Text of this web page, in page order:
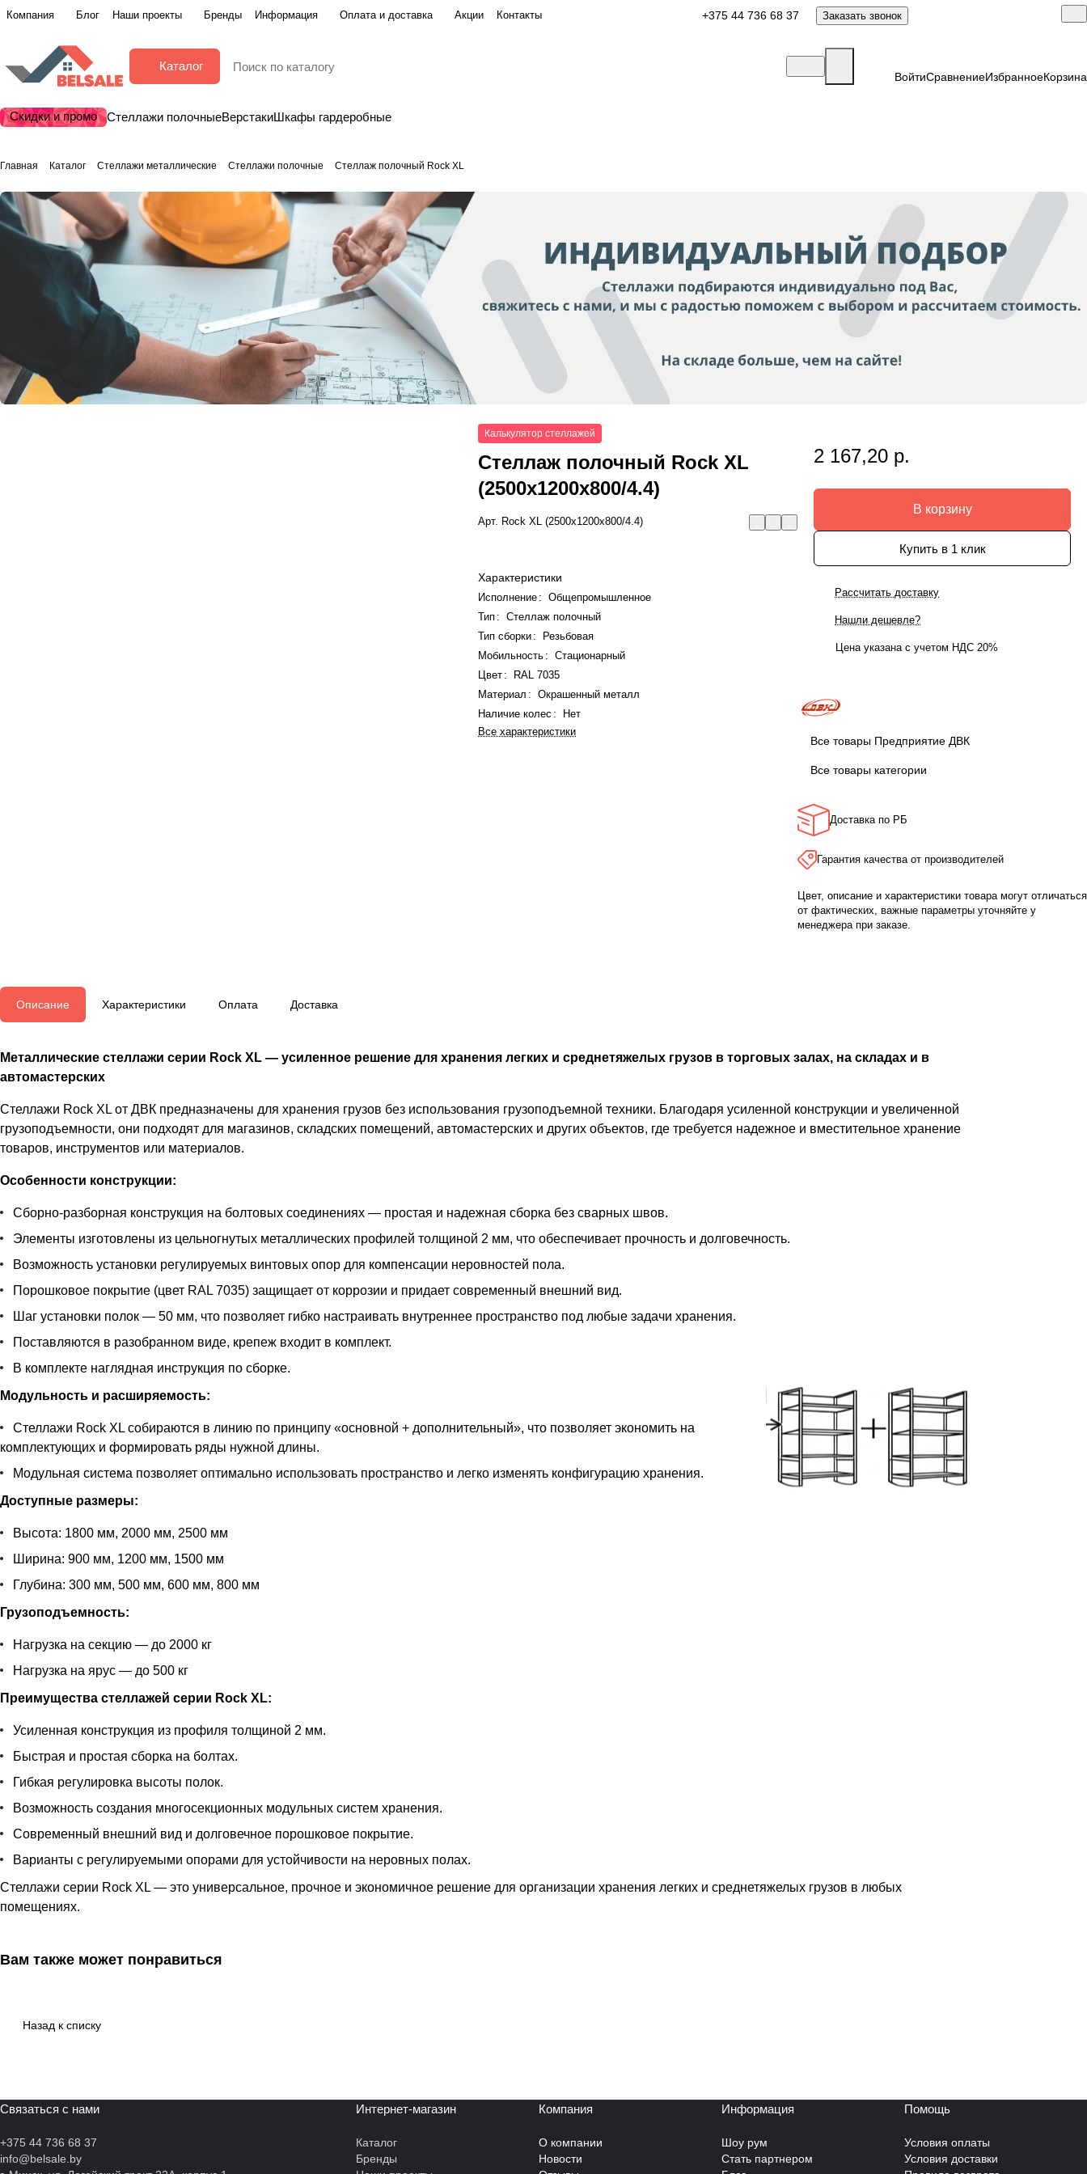
Компания Блог Наши проекты Бренды Информация Оплата и доставка Акции Контакты +375 44 736 68 37 Заказать звонок
Каталог
ВойтиСравнениеИзбранноеКорзина
Скидки и промо Стеллажи полочныеВерстакиШкафы гардеробные
Главная Каталог Стеллажи металлические Стеллажи полочные Стеллаж полочный Rock XL
Калькулятор стеллажей
Стеллаж полочный Rock XL
(2500x1200x800/4.4)
Арт. Rock XL (2500x1200x800/4.4)
Характеристики
Исполнение :
Общепромышленное
Тип :
Стеллаж полочный
Тип сборки:
Резьбовая
Мобильность :
Стационарный
Цвет :
RAL 7035
Материал :
Окрашенный металл
Наличие колес :
Нет
Все характеристики
2 167,20 р.
В корзину
Купить в 1 клик
Рассчитать доставку
Нашли дешевле?
Цена указана с учетом НДС 20%
Все товары Предприятие ДВК
Все товары категории
Доставка по РБ
Гарантия качества от производителей
Цвет, описание и характеристики товара могут отличаться
от фактических, важные параметры уточняйте у
менеджера при заказе.
Описание Характеристики Оплата Доставка
Металлические стеллажи серии Rock XL — усиленное решение для хранения легких и среднетяжелых грузов в торговых залах, на складах и в
автомастерских
Стеллажи Rock XL от ДВК предназначены для хранения грузов без использования грузоподъемной техники. Благодаря усиленной конструкции и увеличенной
грузоподъемности, они подходят для магазинов, складских помещений, автомастерских и других объектов, где требуется надежное и вместительное хранение
товаров, инструментов или материалов.
Особенности конструкции:
Сборно-разборная конструкция на болтовых соединениях — простая и надежная сборка без сварных швов.
Элементы изготовлены из цельногнутых металлических профилей толщиной 2 мм, что обеспечивает прочность и долговечность.
Возможность установки регулируемых винтовых опор для компенсации неровностей пола.
Порошковое покрытие (цвет RAL 7035) защищает от коррозии и придает современный внешний вид.
Шаг установки полок — 50 мм, что позволяет гибко настраивать внутреннее пространство под любые задачи хранения.
Поставляются в разобранном виде, крепеж входит в комплект.
В комплекте наглядная инструкция по сборке.
Модульность и расширяемость:
Стеллажи Rock XL собираются в линию по принципу «основной + дополнительный», что позволяет экономить на
комплектующих и формировать ряды нужной длины.
Модульная система позволяет оптимально использовать пространство и легко изменять конфигурацию хранения.
Доступные размеры:
Высота: 1800 мм, 2000 мм, 2500 мм
Ширина: 900 мм, 1200 мм, 1500 мм
Глубина: 300 мм, 500 мм, 600 мм, 800 мм
Грузоподъемность:
Нагрузка на секцию — до 2000 кг
Нагрузка на ярус — до 500 кг
Преимущества стеллажей серии Rock XL:
Усиленная конструкция из профиля толщиной 2 мм.
Быстрая и простая сборка на болтах.
Гибкая регулировка высоты полок.
Возможность создания многосекционных модульных систем хранения.
Современный внешний вид и долговечное порошковое покрытие.
Варианты с регулируемыми опорами для устойчивости на неровных полах.
Стеллажи серии Rock XL — это универсальное, прочное и экономичное решение для организации хранения легких и среднетяжелых грузов в любых
помещениях.
Вам также может понравиться
Назад к списку
Связаться с нами
+375 44 736 68 37
info@belsale.by
Интернет-магазин
Каталог
Бренды
Компания
О компании
Новости
Информация
Шоу рум
Стать партнером
Помощь
Условия оплаты
Условия доставки